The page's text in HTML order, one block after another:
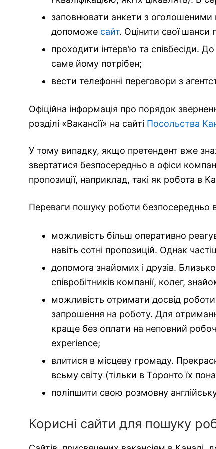
заповнювати анкети з оголошеними
допоможе сайт. Оцінити свої шанси
проходити інтерв’ю та співбесіди.
саме йому потрібен;
вести телефонні переговори з
Офіційна інформація про порядок
розділі «Вакансії» на сайті Посольства
У тому випадку, якщо претендент вже
звертатися безпосередньо в офіси
пропозиції, наприклад, такі як робота в
Переваги пошуку роботи безпосередньо
можливість більш оперативно
навіть сотні пропозицій. Однак
допомога знайомих і друзів.
співробітників компанії, колег,
можливість отримати досвід
запрошення на роботу. Для
краще без оплати на неповний
experience;
влитися в місцеву громаду.
всьму світу (тільки в Торонто їх
поліпшити свою розмовну
Корисні сайти для пошуку